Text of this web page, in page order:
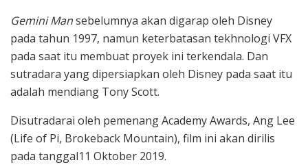
Gemini Mansebelumnya akan digarap oleh Disney
pada tahun 1997, namun keterbatasan tekhnologi VFX
pada saat itu membuat proyek ini terkendala. Dan
sutradara yang dipersiapkan oleh Disney pada saat itu
adalah mendiang Tony Scott.
Disutradarai oleh pemenang Academy Awards, Ang Lee
(Life of Pi, Brokeback Mountain), film ini akan dirilis
pada tanggal11 Oktober 2019.